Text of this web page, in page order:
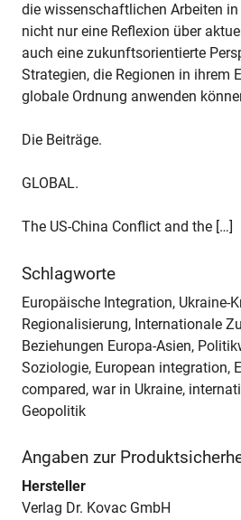
die wissenschaftlichen Arbeiten
nicht nur eine Reflexion über
auch eine zukunftsorientierte
Strategien, die Regionen in ihrem
globale Ordnung anwenden
Die Beiträge.
GLOBAL.
The US-China Conflict and the […]
Schlagworte
Europäische Integration, Ukraine-
Regionalisierung, Internationale
Beziehungen Europa-Asien,
Soziologie, European integration,
compared, war in Ukraine,
Geopolitik
Angaben zur
Hersteller
Verlag Dr. Kovac GmbH